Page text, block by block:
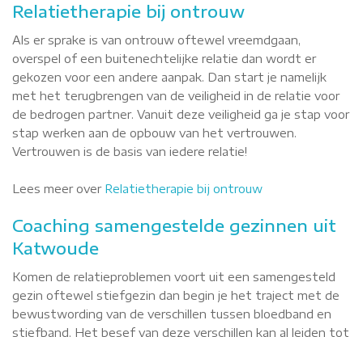
Relatietherapie bij ontrouw
Als er sprake is van ontrouw oftewel vreemdgaan,
overspel of een buitenechtelijke relatie dan wordt er
gekozen voor een andere aanpak. Dan start je namelijk
met het terugbrengen van de veiligheid in de relatie voor
de bedrogen partner. Vanuit deze veiligheid ga je stap voor
stap werken aan de opbouw van het vertrouwen.
Vertrouwen is de basis van iedere relatie!
Lees meer over Relatietherapie bij ontrouw
Coaching samengestelde gezinnen uit
Katwoude
Komen de relatieproblemen voort uit een samengesteld
gezin oftewel stiefgezin dan begin je het traject met de
bewustwording van de verschillen tussen bloedband en
stiefband. Het besef van deze verschillen kan al leiden tot